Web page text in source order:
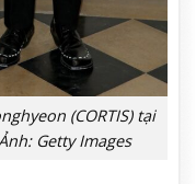
(CORTIS) tại
Getty Images